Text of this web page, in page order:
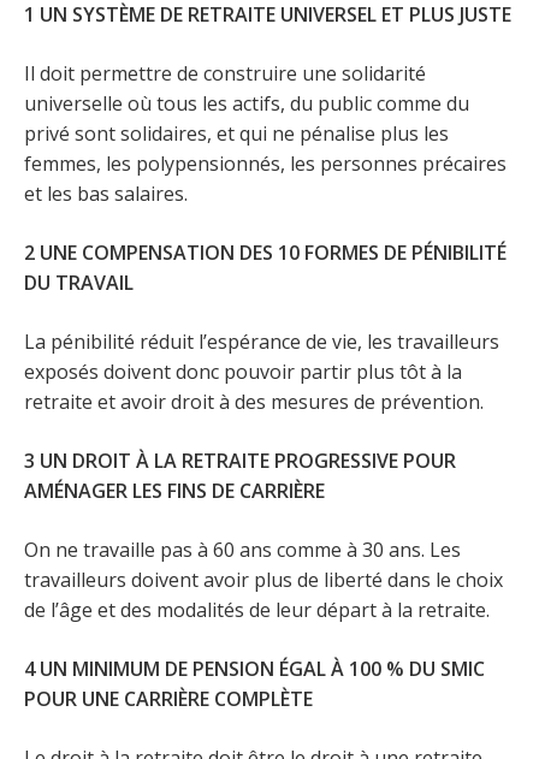
1 UN SYSTÈME DE RETRAITE UNIVERSEL ET PLUS JUSTE
Il doit permettre de construire une solidarité
universelle où tous les actifs, du public comme du
privé sont solidaires, et qui ne pénalise plus les
femmes, les polypensionnés, les personnes précaires
et les bas salaires.
2 UNE COMPENSATION DES 10 FORMES DE PÉNIBILITÉ
DU TRAVAIL
La pénibilité réduit l’espérance de vie, les travailleurs
exposés doivent donc pouvoir partir plus tôt à la
retraite et avoir droit à des mesures de prévention.
3 UN DROIT À LA RETRAITE PROGRESSIVE POUR
AMÉNAGER LES FINS DE CARRIÈRE
On ne travaille pas à 60 ans comme à 30 ans. Les
travailleurs doivent avoir plus de liberté dans le choix
de l’âge et des modalités de leur départ à la retraite.
4 UN MINIMUM DE PENSION ÉGAL À 100 % DU SMIC
POUR UNE CARRIÈRE COMPLÈTE